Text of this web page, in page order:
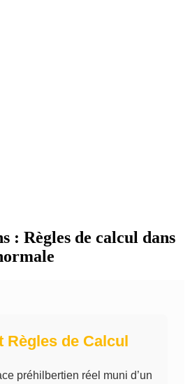
: Règles de calcul dans
Règles de Calcul
préhilbertien réel muni d’un